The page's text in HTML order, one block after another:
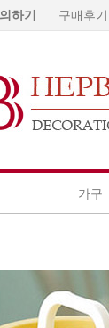
하기 구매후기
가구